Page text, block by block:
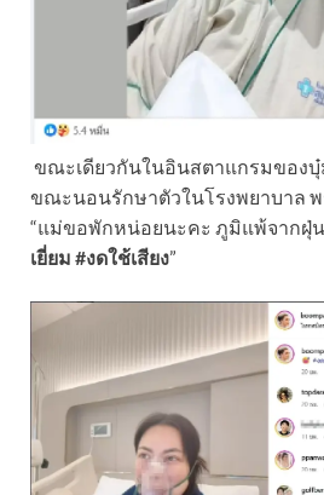
ขณะเดียวกันในอินสตาแกรมของ
ขณะนอนรักษาตัวในโรงพยาบาล
“แม่ขอพักหน่อยนะคะ ภูมิแพ้จากฝุ่
เยี่ยม #งดใช้เสียง”